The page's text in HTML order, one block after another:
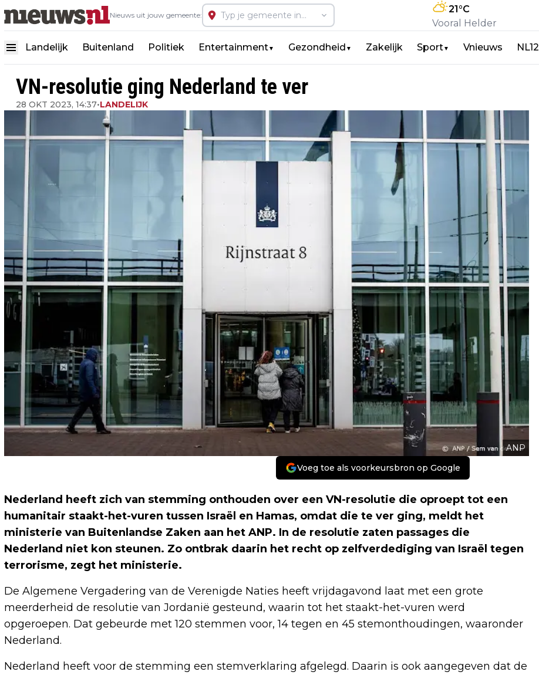
Nieuws uit jouw gemeente:
21°C
Vooral Helder
Landelijk Buitenland Politiek Entertainment▼ Gezondheid ▼ Zakelijk Sport▼ Vnieuws NL12
VN-resolutie ging Nederland te ver
28 OKT 2023, 14:37•LANDELIJK
ANP
Voeg toe als voorkeursbron op Google
Nederland heeft zich van stemming onthouden over een VN-resolutie die oproept tot een
humanitair staakt-het-vuren tussen Israël en Hamas, omdat die te ver ging, meldt het
ministerie van Buitenlandse Zaken aan het ANP. In de resolutie zaten passages die
Nederland niet kon steunen. Zo ontbrak daarin het recht op zelfverdediging van Israël tegen
terrorisme, zegt het ministerie.
De Algemene Vergadering van de Verenigde Naties heeft vrijdagavond laat met een grote
meerderheid de resolutie van Jordanië gesteund, waarin tot het staakt-het-vuren werd
opgeroepen. Dat gebeurde met 120 stemmen voor, 14 tegen en 45 stemonthoudingen, waaronder
Nederland.
Nederland heeft voor de stemming een stemverklaring afgelegd. Daarin is ook aangegeven dat de